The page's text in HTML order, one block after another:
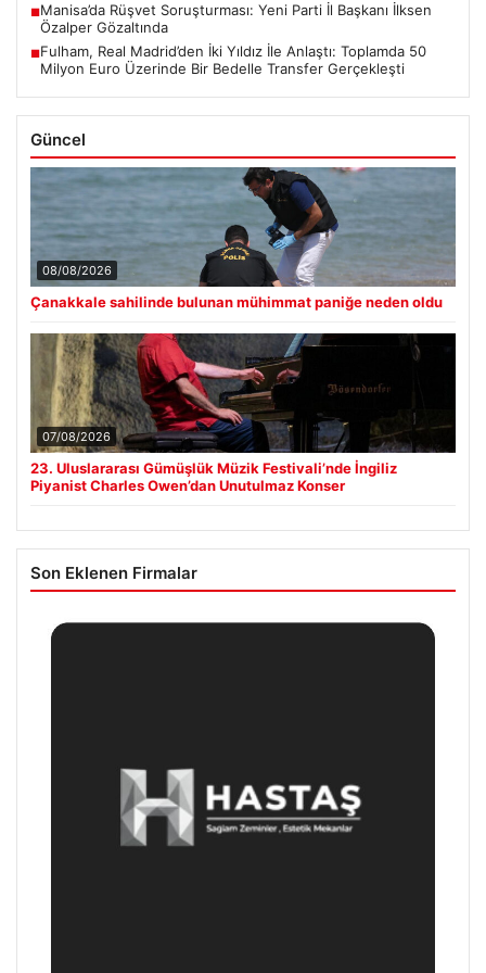
■Manisa’da Rüşvet Soruşturması: Yeni Parti İl Başkanı İlksen
Özalper Gözaltında
■Fulham, Real Madrid’den İki Yıldız İle Anlaştı: Toplamda 50
Milyon Euro Üzerinde Bir Bedelle Transfer Gerçekleşti
Güncel
08/08/2026
Çanakkale sahilinde bulunan mühimmat paniğe neden oldu
07/08/2026
23. Uluslararası Gümüşlük Müzik Festivali’nde İngiliz
Piyanist Charles Owen’dan Unutulmaz Konser
Son Eklenen Firmalar